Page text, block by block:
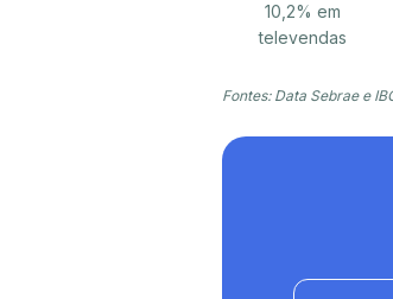
10,2% em
televendas
Fontes: Data Sebrae e